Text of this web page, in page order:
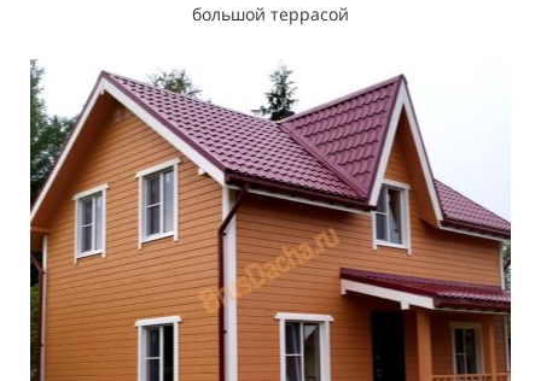
большой террасой